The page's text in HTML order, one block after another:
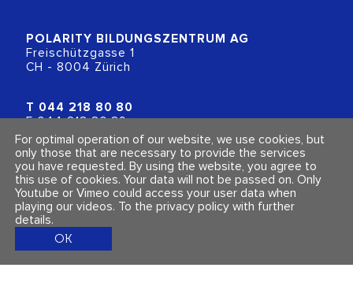
POLARITY BILDUNGSZENTRUM AG
Freischützgasse 1
CH - 8004 Zürich
T 044 218 80 80
F 044 218 80 89
info@polarity.ch
Contact & Info
General Terms and Conditions
Imprint & Privacy Policy
Follow us
For optimal operation of our website, we use cookies, but
only those that are necessary to provide the services
you have requested. By using the website, you agree to
this use of cookies. Your data will not be passed on. Only
Youtube or Vimeo could access your user data when
playing our videos. To the privacy policy with further
details.
OK